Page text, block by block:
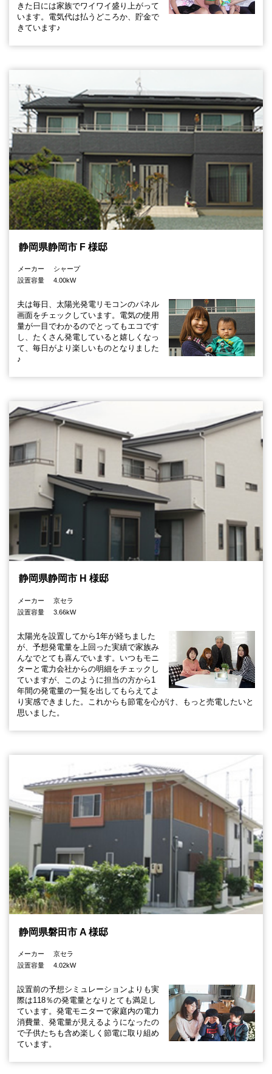
きた日には家族でワイワイ盛り上がって
います。電気代は払うどころか、貯金で
きています♪
静岡県静岡市 F 様邸
メーカー
シャープ
設置容量
4.00kW
夫は毎日、太陽光発電リモコンのパネル
画面をチェックしています。電気の使用
量が一目でわかるのでとってもエコです
し、たくさん発電していると嬉しくなっ
て、毎日がより楽しいものとなりました
♪
静岡県静岡市 H 様邸
メーカー
京セラ
設置容量
3.66kW
太陽光を設置してから1年が経ちました
が、予想発電量を上回った実績で家族み
んなでとても喜んでいます。いつもモニ
ターと電力会社からの明細をチェックし
ていますが、このように担当の方から1
年間の発電量の一覧を出してもらえてよ
り実感できました。これからも節電を心がけ、もっと売電したいと
思いました。
静岡県磐田市 A 様邸
メーカー
京セラ
設置容量
4.02kW
設置前の予想シミュレーションよりも実
際は118％の発電量となりとても満足し
ています。発電モニターで家庭内の電力
消費量、発電量が見えるようになったの
で子供たちも含め楽しく節電に取り組め
ています。